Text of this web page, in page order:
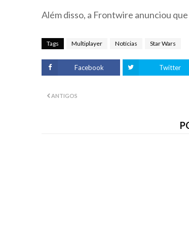
Além disso, a Frontwire anunciou
Tags Multiplayer Notícias Star Wars
Facebook Twitter
ANTIGOS